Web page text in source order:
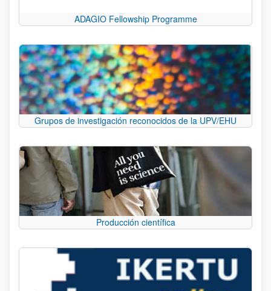
ADAGIO Fellowship Programme
Grupos de investigación reconocidos de la UPV/EHU
Producción científica